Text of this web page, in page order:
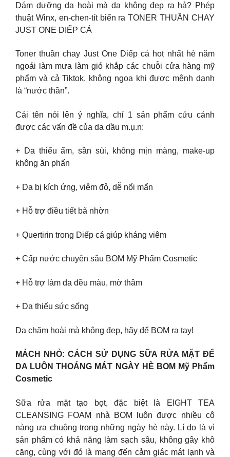
Dám dưỡng da hoài mà da không đẹp ra hả? Phép
thuật Winx, en-chen-tít biến ra TONER THUẦN CHAY
JUST ONE DIẾP CÁ
Toner thuần chay Just One Diếp cá hot nhất hè năm
ngoái làm mưa làm gió khắp các chuỗi cửa hàng mỹ
phẩm và cả Tiktok, không ngoa khi được mệnh danh
là “nước thần”.
Cái tên nói lên ý nghĩa, chỉ 1 sản phẩm cứu cánh
được các vấn đề của da dầu m.ụ.n:
+ Da thiếu ẩm, sần sùi, không mịn màng, make-up
không ăn phấn
+ Da bị kích ứng, viêm đỏ, dễ nổi mẩn
+ Hỗ trợ điều tiết bã nhờn
+ Quertirin trong Diếp cá giúp kháng viêm
+ Cấp nước chuyên sâu BOM Mỹ Phẩm Cosmetic
+ Hỗ trợ làm da đều màu, mờ thâm
+ Da thiếu sức sống
Da chăm hoài mà không đẹp, hãy để BOM ra tay!
MÁCH NHỎ: CÁCH SỬ DỤNG SỮA RỬA MẶT ĐỂ
DA LUÔN THOÁNG MÁT NGÀY HÈ BOM Mỹ Phẩm
Cosmetic
Sữa rửa mặt tạo bọt, đặc biệt là EIGHT TEA
CLEANSING FOAM nhà BOM luôn được nhiều cô
nàng ưa chuộng trong những ngày hè này. Lí do là vì
sản phẩm có khả năng làm sạch sâu, không gây khô
căng, cùng với đó là mang đến cảm giác mát lạnh và